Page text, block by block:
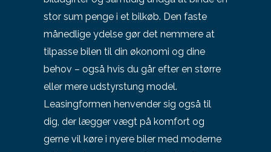
stor sum penge i et bilkøb. Den faste
månedlige ydelse gør det nemmere at
tilpasse bilen til din økonomi og dine
behov – også hvis du går efter en større
eller mere udstyrstung model.
Leasingformen henvender sig også til
dig, der lægger vægt på komfort og
gerne vil køre i nyere biler med moderne